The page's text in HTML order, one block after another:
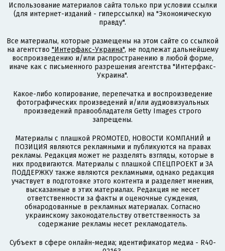
Использование материалов сайта только при условии ссылки
(для интернет-изданий - гиперссылки) на "Экономическую
правду".
Все материалы, которые размещены на этом сайте со ссылкой
на агентство "Интерфакс-Украина", не подлежат дальнейшему
воспроизведению и/или распространению в любой форме,
иначе как с письменного разрешения агентства "Интерфакс-
Украина".
Какое-либо копирование, перепечатка и воспроизведение
фотографических произведений и/или аудиовизуальных
произведений правообладателя Getty Images строго
запрещены.
Материалы с плашкой PROMOTED, НОВОСТИ КОМПАНИЙ и
ПОЗИЦИЯ являются рекламными и публикуются на правах
рекламы. Редакция может не разделять взгляды, которые в
них продвигаются. Материалы с плашкой СПЕЦПРОЕКТ и ЗА
ПОДДЕРЖКУ также являются рекламными, однако редакция
участвует в подготовке этого контента и разделяет мнения,
высказанные в этих материалах. Редакция не несет
ответственности за факты и оценочные суждения,
обнародованные в рекламных материалах. Согласно
украинскому законодательству ответственность за
содержание рекламы несет рекламодатель.
Субъект в сфере онлайн-медиа; идентификатор медиа - R40-